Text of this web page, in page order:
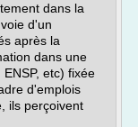
dans la
d'un
après la
dans une
etc) fixée
d'emplois
ils perçoivent